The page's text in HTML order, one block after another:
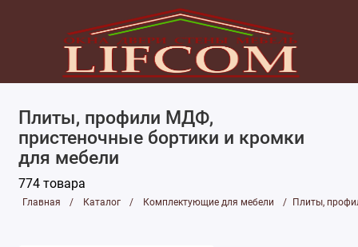
Плиты, профили МДФ,
пристеночные бортики и кромки
для мебели
774 товара
Главная Каталог Комплектующие для мебели Плиты,
Комплектующие для мебели
Комплектующие и фурнитура для дверей
Комплектующие и фурнитура для окон и
Лаки, краски, клея